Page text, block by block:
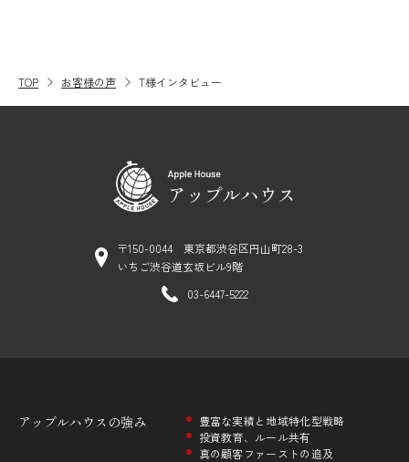
TOP お客様の声 T様インタビュー
〒150-0044 東京都渋谷区円山町28-3
いちご渋谷道玄坂ビル9階
03-6447-5222
アップルハウスの強み
豊富な実績と地域特化型戦略
投資教育、ルール共有
真の顧客ファーストの追及